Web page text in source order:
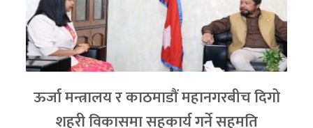
ऊर्जा मन्त्रालय र काठमाडौं महानगरबीच दिगो
शहरी विकासमा सहकार्य गर्ने सहमति